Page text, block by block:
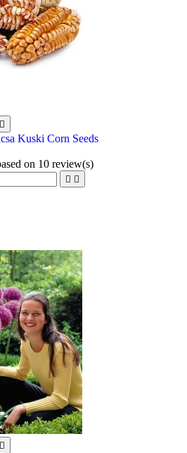

Kuski Corn Seeds
on 10 review(s)
 
